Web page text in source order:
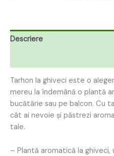
Descriere
Tarhon la ghiveci este o
mereu la îndemână o plantă
bucătărie sau pe balcon. Cu
cât ai nevoie și păstrezi
tale.
– Plantă aromatică la